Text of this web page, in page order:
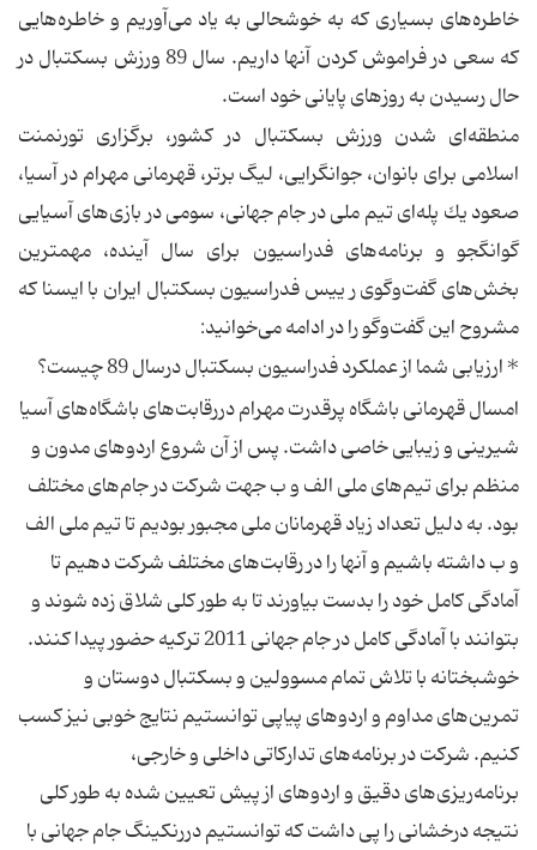
خاطره‌های بسیاری كه به خوشحالی به یاد می‌آوریم و خاطره‌هایی
كه سعی در فراموش كردن آنها داریم. سال 89 ورزش بسكتبال در
حال رسیدن به روزهای پایانی خود است.
منطقه‌ای شدن ورزش بسكتبال در كشور، برگزاری تورنمنت
اسلامی برای بانوان، جوانگرایی، لیگ برتر، قهرمانی مهرام در آسیا،
صعود یك پله‌ای تیم ملی در جام جهانی، سومی در بازی‌های آسیایی
گوانگجو و برنامه‌های فدراسیون برای سال آینده، مهمترین
بخش‌های گفت‌وگوی ر ییس فدراسیون بسكتبال ایران با ایسنا كه
مشروح این گفت‌وگو را در ادامه می‌خوانید:
*‌ ارزیابی شما از عملكرد فدراسیون بسكتبال درسال 89 چیست؟
امسال قهرمانی باشگاه پرقدرت مهرام دررقابت‌های باشگاه‌های آسیا
شیرینی و زیبایی خاصی داشت. پس از آن شروع اردوهای مدون و
منظم برای تیم‌های ملی الف و ب جهت شركت در جام‌های مختلف
بود. به دلیل تعداد زیاد قهرمانان ملی مجبور بودیم تا تیم‌ ملی الف
و ب داشته باشیم و آنها را در رقابت‌های مختلف شركت دهیم تا
آمادگی كامل خود را بدست بیاورند تا به طور كلی شلاق زده شوند و
بتوانند با آمادگی كامل در جام جهانی 2011 تركیه حضور پیدا كنند.
خوشبختانه با تلاش تمام مسوولین و بسكتبال دوستان و
تمرین‌های مداوم و اردوهای پیاپی توانستیم نتایج خوبی نیز كسب
كنیم. شركت در برنامه‌های تداركاتی داخلی و خارجی،
برنامه‌ریزی‌های دقیق و اردوهای از پیش تعیین شده به طور كلی
نتیجه‌ درخشانی را پی داشت كه توانستیم دررنكینگ جام جهانی با